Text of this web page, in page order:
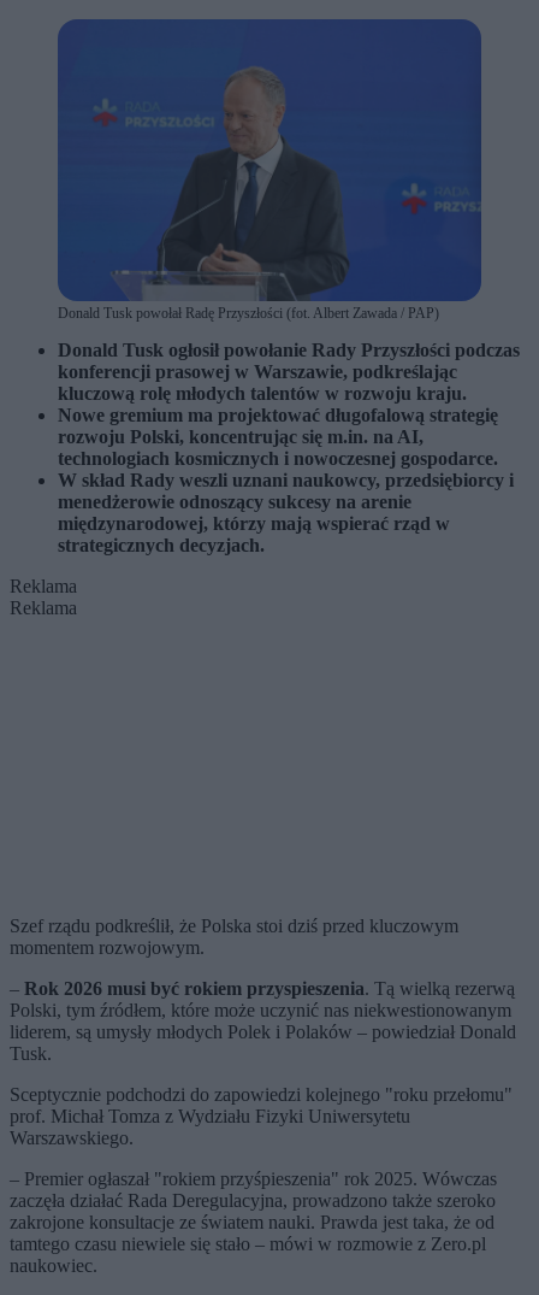
Donald Tusk powołał Radę Przyszłości (fot. Albert Zawada / PAP)
Donald Tusk ogłosił powołanie Rady Przyszłości podczas
konferencji prasowej w Warszawie, podkreślając
kluczową rolę młodych talentów w rozwoju kraju.
Nowe gremium ma projektować długofalową strategię
rozwoju Polski, koncentrując się m.in. na AI,
technologiach kosmicznych i nowoczesnej gospodarce.
W skład Rady weszli uznani naukowcy, przedsiębiorcy i
menedżerowie odnoszący sukcesy na arenie
międzynarodowej, którzy mają wspierać rząd w
strategicznych decyzjach.
Reklama
Reklama
Szef rządu podkreślił, że Polska stoi dziś przed kluczowym
momentem rozwojowym.
– Rok 2026 musi być rokiem przyspieszenia. Tą wielką rezerwą
Polski, tym źródłem, które może uczynić nas niekwestionowanym
liderem, są umysły młodych Polek i Polaków – powiedział Donald
Tusk.
Sceptycznie podchodzi do zapowiedzi kolejnego "roku przełomu"
prof. Michał Tomza z Wydziału Fizyki Uniwersytetu
Warszawskiego.
– Premier ogłaszał "rokiem przyśpieszenia" rok 2025. Wówczas
zaczęła działać Rada Deregulacyjna, prowadzono także szeroko
zakrojone konsultacje ze światem nauki. Prawda jest taka, że od
tamtego czasu niewiele się stało – mówi w rozmowie z Zero.pl
naukowiec.